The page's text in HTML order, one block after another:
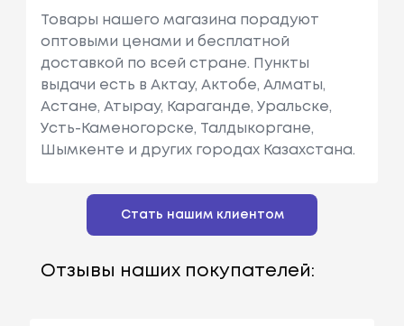
Товары нашего магазина порадуют
оптовыми ценами и бесплатной
доставкой по всей стране. Пункты
выдачи есть в Актау, Актобе, Алматы,
Астане, Атырау, Караганде, Уральске,
Усть-Каменогорске, Талдыкоргане,
Шымкенте и других городах Казахстана.
Стать нашим клиентом
Отзывы наших покупателей: